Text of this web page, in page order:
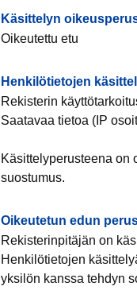
Käsittelyn
Oikeutettu etu
Henkilötietojen
Rekisterin
Saatavaa tietoa (IP
Käsittelyperusteena on
suostumus.
Oikeutetun edun
Rekisterinpitäjän on
Henkilötietojen
yksilön kanssa tehdyn